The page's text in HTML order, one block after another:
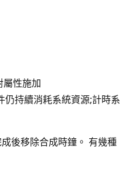
屬性施加
仍持續消耗系統資源;計時系
後移除合成時鐘。 有幾種